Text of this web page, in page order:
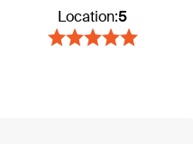
Location:5